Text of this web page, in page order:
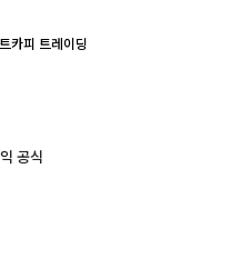
카피 트레이딩
공식